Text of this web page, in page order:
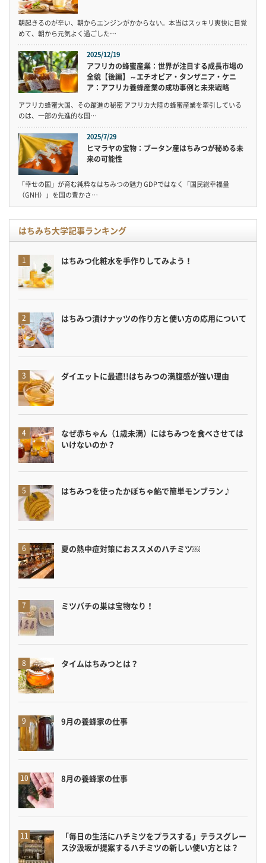
朝起きるのが辛い、朝からエンジンがかからない。本当はスッキリ爽快に目覚
めて、朝から元気よく過ごした…
2025/12/19
アフリカの蜂蜜産業：世界が注目する成長市場の
全貌【後編】～エチオピア・タンザニア・ケニ
ア：アフリカ養蜂産業の成功事例と未来戦略
アフリカ蜂蜜大国、その躍進の秘密 アフリカ大陸の蜂蜜産業を牽引している
のは、一部の先進的な国…
2025/7/29
ヒマラヤの宝物：ブータン産はちみつが秘める未
来の可能性
「幸せの国」が育む純粋なはちみつの魅力 GDPではなく「国民総幸福量
（GNH）」を国の豊かさ…
はちみち大学記事ランキング
はちみつ化粧水を手作りしてみよう！
はちみつ漬けナッツの作り方と使い方の応用について
ダイエットに最適!!はちみつの満腹感が強い理由
なぜ赤ちゃん（1歳未満）にはちみつを食べさせては
いけないのか？
はちみつを使ったかぼちゃ餡で簡単モンブラン♪
夏の熱中症対策におススメのハチミツ￼
ミツバチの巣は宝物なり！
タイムはちみつとは？
9月の養蜂家の仕事
8月の養蜂家の仕事
「毎日の生活にハチミツをプラスする」テラスグレー
ス汐汲坂が提案するハチミツの新しい使い方とは？